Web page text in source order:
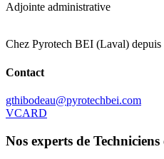
Adjointe administrative
Chez Pyrotech BEI (Laval) depuis
Contact
gthibodeau@pyrotechbei.com
VCARD
Nos experts de